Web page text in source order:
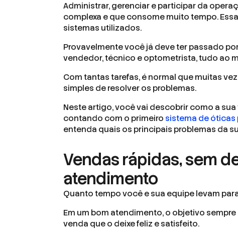
Administrar, gerenciar e participar da
complexa e que consome muito tempo.
sistemas utilizados.
Provavelmente você já deve ter passado
vendedor, técnico e optometrista, tudo ao
Com tantas tarefas, é normal que muitas
simples de resolver os problemas.
Neste artigo, você vai descobrir como a
contando com o primeiro sistema de óticas
entenda quais os principais problemas da
Vendas rápidas, sem
atendimento
Quanto tempo você e sua equipe levam
Em um bom atendimento, o objetivo
venda que o deixe feliz e satisfeito.